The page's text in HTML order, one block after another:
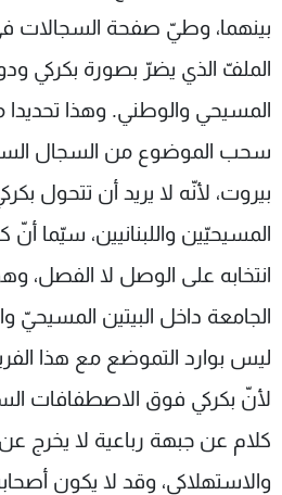
بينهما، وطيّ صفحة السجالات
الملفّ الذي يضرّ بصورة بكركي
المسيحي والوطني. وهذا تحديدا
سحب الموضوع من السجال
بيروت، لأنّه لا يريد أن تتحول
المسيحيّين واللبنانيين، سيّما
انتخابه على الوصل لا الفصل،
الجامعة داخل البيتين المسيحيّ
ليس بوارد التموضع مع هذا
لأنّ بكركي فوق الاصطفافات
كلام عن جبهة رباعية لا يخرج
والاستهلاكي، وقد لا يكون